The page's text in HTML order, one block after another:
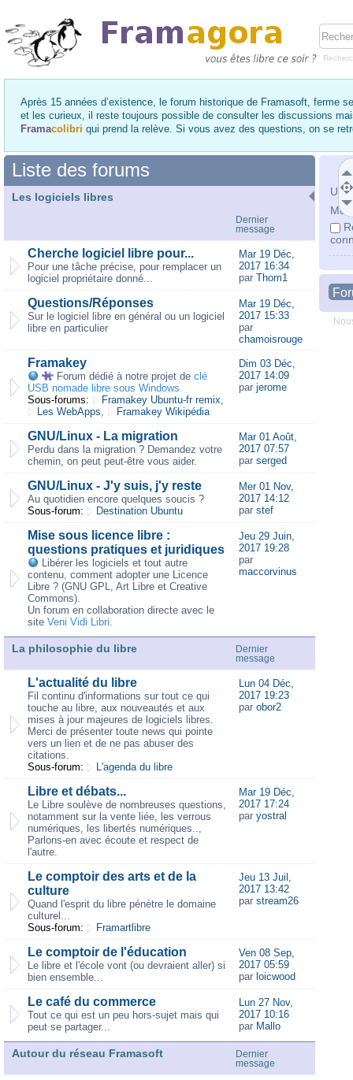
Après 15 années d’existence, le forum historique de Framasoft, ferme
et les curieux, il reste toujours possible de consulter les discussions
Framacolibri qui prend la relève. Si vous avez des questions, on se
Mot
Liste des forums
Les logiciels libres
Dernier
message
Cherche logiciel libre pour...
Pour une tâche précise, pour remplacer un
logiciel propriétaire donné...
Mar 19 Déc,
2017 16:34
par Thom1
Questions/Réponses
Sur le logiciel libre en général ou un logiciel
libre en particulier
Mar 19 Déc,
2017 15:33
par
chamoisrouge
Framakey
Forum dédié à notre projet de clé
USB nomade libre sous Windows
Sous-forums:
Framakey Ubuntu-fr remix,
Les WebApps, Framakey Wikipédia
Dim 03 Déc,
2017 14:09
par jerome
GNU/Linux - La migration
Perdu dans la migration ? Demandez votre
chemin, on peut peut-être vous aider.
Mar 01 Août,
2017 07:57
par serged
GNU/Linux - J'y suis, j'y reste
Au quotidien encore quelques soucis ?
Sous-forum:
Destination Ubuntu
Mer 01 Nov,
2017 14:12
par stef
Mise sous licence libre :
questions pratiques et juridiques
Libérer les logiciels et tout autre
contenu, comment adopter une Licence
Libre ? (GNU GPL, Art Libre et Creative
Commons).
Un forum en collaboration directe avec le
site Veni Vidi Libri.
Jeu 29 Juin,
2017 19:28
par
maccorvinus
La philosophie du libre
Dernier
message
L'actualité du libre
Fil continu d'informations sur tout ce qui
touche au libre, aux nouveautés et aux
mises à jour majeures de logiciels libres.
Merci de présenter toute news qui pointe
vers un lien et de ne pas abuser des
citations.
Sous-forum:
L'agenda du libre
Lun 04 Déc,
2017 19:23
par obor2
Libre et débats...
Le Libre soulève de nombreuses questions,
notamment sur la vente liée, les verrous
numériques, les libertés numériques..,
Parlons-en avec écoute et respect de
l'autre.
Mar 19 Déc,
2017 17:24
par yostral
Le comptoir des arts et de la
culture
Quand l'esprit du libre pénètre le domaine
culturel...
Sous-forum:
Framartlibre
Jeu 13 Juil,
2017 13:42
par stream26
Le comptoir de l'éducation
Le libre et l'école vont (ou devraient aller) si
bien ensemble...
Ven 08 Sep,
2017 05:59
par loicwood
Le café du commerce
Tout ce qui est un peu hors-sujet mais qui
peut se partager...
Lun 27 Nov,
2017 10:16
par Mallo
Autour du réseau Framasoft
Dernier
message